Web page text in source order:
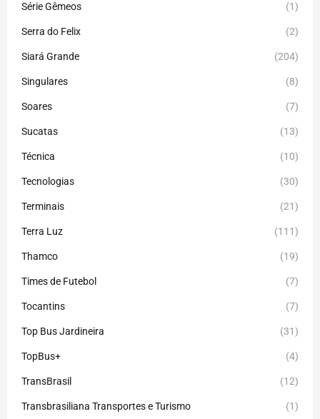
Série Gêmeos (1)
Serra do Felix (2)
Siará Grande (204)
Singulares (8)
Soares (7)
Sucatas (13)
Técnica (10)
Tecnologias (30)
Terminais (21)
Terra Luz (111)
Thamco (19)
Times de Futebol (7)
Tocantins (7)
Top Bus Jardineira (31)
TopBus+ (4)
TransBrasil (12)
Transbrasiliana Transportes e Turismo (1)